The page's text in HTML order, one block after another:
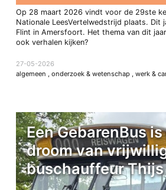
Op 28 maart 2026 vindt voor de 29ste
Nationale LeesVertelwedstrijd plaats. Dit
Flint in Amersfoort. Het thema van dit jaar
ook verhalen kijken?
27-05-2026
algemeen , onderzoek & wetenschap , werk &
Een GebarenBus
droom van
buschauffeur Thijs